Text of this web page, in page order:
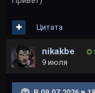
Цитата
nikakbe
9 июля